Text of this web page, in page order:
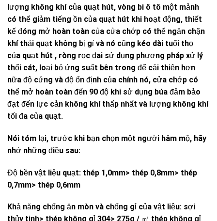
lượng không khí của quạt hút, vòng bi ô tô một mảnh
có thể giảm tiếng ồn của quạt hút khi hoạt động, thiết
kế đóng mở hoàn toàn của cửa chớp có thể ngăn chặn
khí thải quạt không bị gỉ và nó cũng kéo dài tuổi thọ
của quạt hút , ròng rọc đai sử dụng phương pháp xử lý
thổi cát, loại bỏ ứng suất bên trong để cải thiện hơn
nữa độ cứng và độ ổn định của chính nó, cửa chớp có
thể mở hoàn toàn đến 90 độ khi sử dụng búa đảm bảo
đạt đến lực cản không khí thấp nhất và lượng không khí
tối đa của quạt.
Nói tóm lại, trước khi bạn chọn một người hâm mộ, hãy
nhớ những điều sau:
Độ bền vật liệu quạt: thép 1,0mm> thép 0,8mm> thép
0,7mm> thép 0,6mm
Khả năng chống ăn mòn và chống gỉ của vật liệu: sợi
thủy tinh> thép không gỉ 304> 275g / ㎡ thép không gỉ